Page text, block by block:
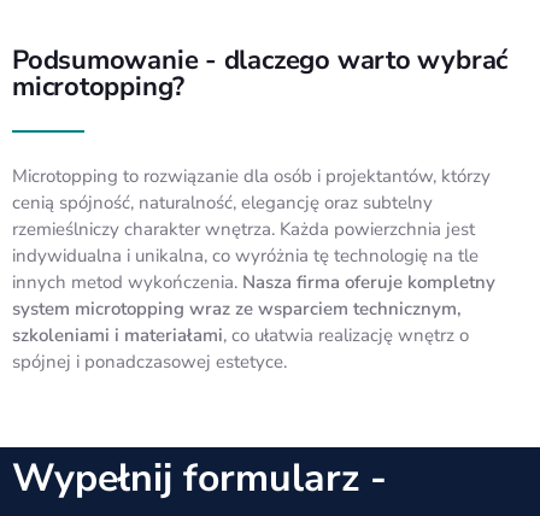
Podsumowanie - dlaczego warto wybrać
microtopping?
Microtopping to rozwiązanie dla osób i projektantów, którzy
cenią spójność, naturalność, elegancję oraz subtelny
rzemieślniczy charakter wnętrza. Każda powierzchnia jest
indywidualna i unikalna, co wyróżnia tę technologię na tle
innych metod wykończenia. Nasza firma oferuje kompletny
system microtopping wraz ze wsparciem technicznym,
szkoleniami i materiałami, co ułatwia realizację wnętrz o
spójnej i ponadczasowej estetyce.
Wypełnij formularz -